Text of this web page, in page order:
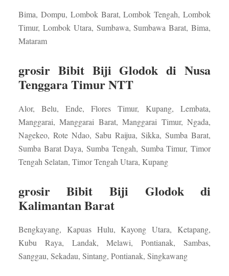
Bima, Dompu, Lombok Barat, Lombok Tengah, Lombok
Timur, Lombok Utara, Sumbawa, Sumbawa Barat, Bima,
Mataram
grosir Bibit Biji Glodok di Nusa
Tenggara Timur NTT
Alor, Belu, Ende, Flores Timur, Kupang, Lembata,
Manggarai, Manggarai Barat, Manggarai Timur, Ngada,
Nagekeo, Rote Ndao, Sabu Raijua, Sikka, Sumba Barat,
Sumba Barat Daya, Sumba Tengah, Sumba Timur, Timor
Tengah Selatan, Timor Tengah Utara, Kupang
grosir Bibit Biji Glodok di
Kalimantan Barat
Bengkayang, Kapuas Hulu, Kayong Utara, Ketapang,
Kubu Raya, Landak, Melawi, Pontianak, Sambas,
Sanggau, Sekadau, Sintang, Pontianak, Singkawang